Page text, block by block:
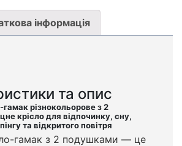
інформація
та опис
гамак різнокольорове з 2
крісло для відпочинку, сну,
та відкритого повітря
гамак з 2 подушками — це